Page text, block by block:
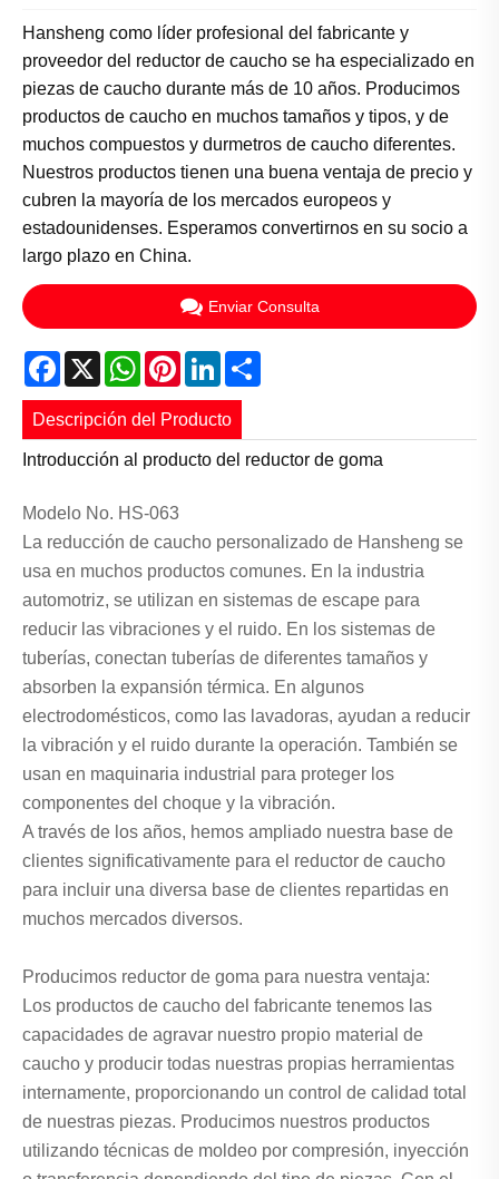
Hansheng como líder profesional del fabricante y
proveedor del reductor de caucho se ha especializado en
piezas de caucho durante más de 10 años. Producimos
productos de caucho en muchos tamaños y tipos, y de
muchos compuestos y durmetros de caucho diferentes.
Nuestros productos tienen una buena ventaja de precio y
cubren la mayoría de los mercados europeos y
estadounidenses. Esperamos convertirnos en su socio a
largo plazo en China.
Enviar Consulta
Facebook
X WhatsApp
PinterestLinkedIn
Descripción del Producto
Introducción al producto del reductor de goma
Modelo No. HS-063
La reducción de caucho personalizado de Hansheng se
usa en muchos productos comunes. En la industria
automotriz, se utilizan en sistemas de escape para
reducir las vibraciones y el ruido. En los sistemas de
tuberías, conectan tuberías de diferentes tamaños y
absorben la expansión térmica. En algunos
electrodomésticos, como las lavadoras, ayudan a reducir
la vibración y el ruido durante la operación. También se
usan en maquinaria industrial para proteger los
componentes del choque y la vibración.
A través de los años, hemos ampliado nuestra base de
clientes significativamente para el reductor de caucho
para incluir una diversa base de clientes repartidas en
muchos mercados diversos.
Producimos reductor de goma para nuestra ventaja:
Los productos de caucho del fabricante tenemos las
capacidades de agravar nuestro propio material de
caucho y producir todas nuestras propias herramientas
internamente, proporcionando un control de calidad total
de nuestras piezas. Producimos nuestros productos
utilizando técnicas de moldeo por compresión, inyección